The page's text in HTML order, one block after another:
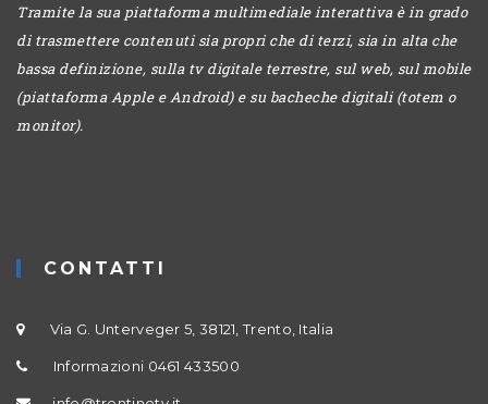
Tramite la sua piattaforma multimediale interattiva è in grado
di trasmettere contenuti sia propri che di terzi, sia in alta che
bassa definizione, sulla tv digitale terrestre, sul web, sul mobile
(piattaforma Apple e Android) e su bacheche digitali (totem o
monitor).
CONTATTI
Via G. Unterveger 5, 38121, Trento, Italia
Informazioni 0461 433500